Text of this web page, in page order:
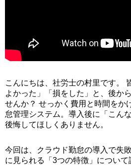
こんにちは、社労士の村里です。
よかった」「損をした」と、後か
せんか？ せっかく費用と時間をか
怠管理システム。導入後に「こん
後悔してほしくありません。
今回は、クラウド勤怠の導入で失
に見られる「3つの特徴」について